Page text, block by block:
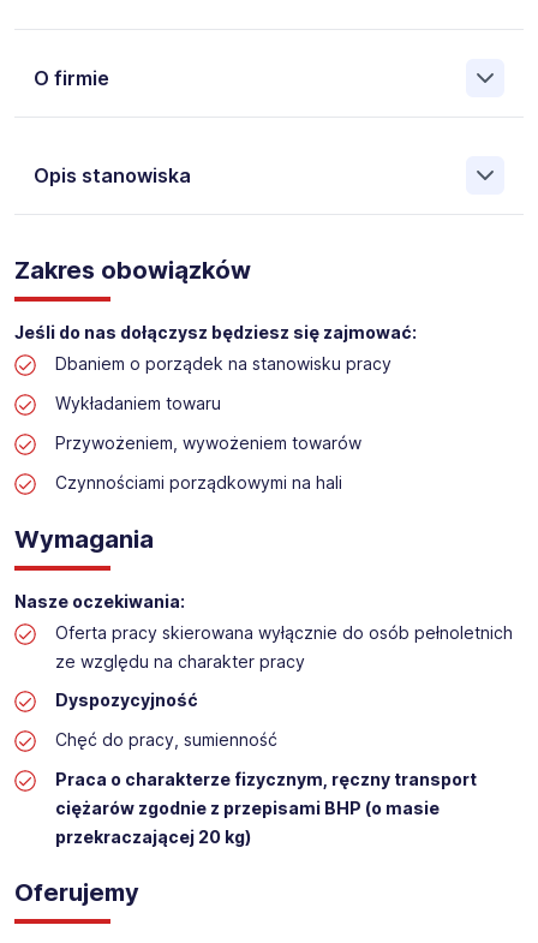
O firmie
Opis stanowiska
Pośrednictwa Pracy i Doradztwa Personalnego Work &
Profit jest obecnie jedną z największych niezależnych
polskich agencji zatrudnienia. W ciągu wielu lat naszej
działalności daliśmy pracę przeszło 50 000 pracowników
w całym kraju. Skutecznie znajdujemy pracowników dla
największych firm, jak również małych rodzinnych
przedsiębiorstw w Polsce. Agencja jest wpisana pod nr
stanowisko:
Lokalizacja: Starogard Gdański
Zakres obowiązków
Jeśli do nas dołączysz będziesz się zajmować:
Dbaniem o porządek na stanowisku pracy
Wykładaniem towaru
Przywożeniem, wywożeniem towarów
Czynnościami porządkowymi na hali
Wymagania
Nasze oczekiwania:
Oferta pracy skierowana wyłącznie do osób pełnoletnich
ze względu na charakter pracy
Dyspozycyjność
Chęć do pracy, sumienność
Praca o charakterze fizycznym, ręczny transport
ciężarów zgodnie z przepisami BHP (o masie
przekraczającej 20 kg)
Oferujemy